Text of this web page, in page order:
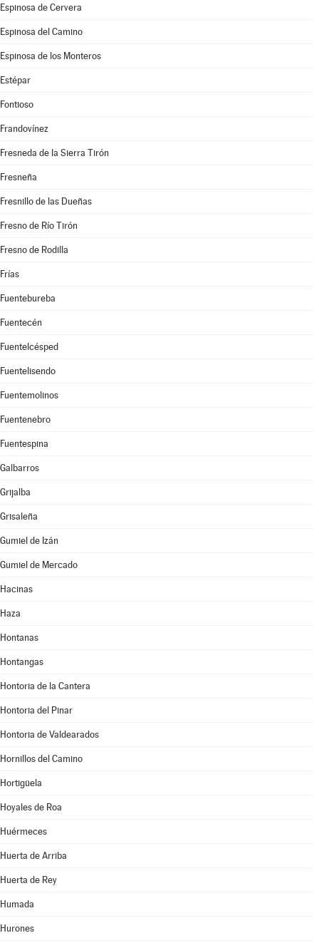
Espinosa de Cervera
Espinosa del Camino
Espinosa de los Monteros
Estépar
Fontioso
Frandovínez
Fresneda de la Sierra Tirón
Fresneña
Fresnillo de las Dueñas
Fresno de Río Tirón
Fresno de Rodilla
Frías
Fuentebureba
Fuentecén
Fuentelcésped
Fuentelisendo
Fuentemolinos
Fuentenebro
Fuentespina
Galbarros
Grijalba
Grisaleña
Gumiel de Izán
Gumiel de Mercado
Hacinas
Haza
Hontanas
Hontangas
Hontoria de la Cantera
Hontoria del Pinar
Hontoria de Valdearados
Hornillos del Camino
Hortigüela
Hoyales de Roa
Huérmeces
Huerta de Arriba
Huerta de Rey
Humada
Hurones